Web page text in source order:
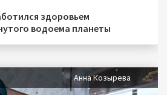
здоровьем
водоема планеты
Анна Козырева